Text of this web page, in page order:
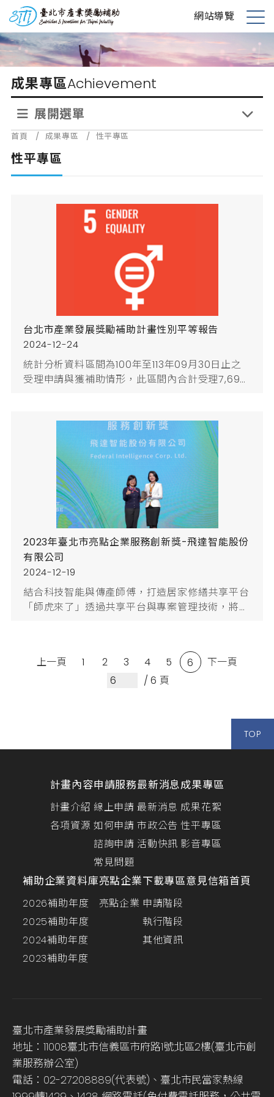
到
主
要
內
台北市產業獎勵補助 網站導覽
展
開
選
單
成果專區Achievement
展開選單
首頁 / 成果專區 / 性平專區
性平專區
台北市產業發展獎勵補助計畫性別平等報告
2024-12-24
統計分析資料區間為100年至113年09月30日止之
受理申請與獲補助情形，此區間內合計受理7,693
76%)。再細分從各補助類別來看，研發補助申請
案合計2,997案，為所有申請類別中最大宗，但其
中女性創業家占比僅18%，相較於其他各項獎勵補
貼、品牌補助、創業補助及育成補助等類別，研發
補助申請案負責人...
2023年臺北市亮點企業服務創新獎-飛達智能股份
有限公司
2024-12-19
結合科技智能與傳產師傅，打造居家修繕共享平台
「師虎來了」透過共享平台與專案管理技術，將數
享平台與專案管理技術，實現傳統修繕產業的數位
轉型，將數十年來人工經營的模式轉換為科技數位
帶領的專業技術產業。上線二年完成9,000件民眾
上一頁 1 2 3 4 5 6
下一頁
/ 6 頁
TOP
計畫內容
計畫介紹
各項資源
申請服務
線上申請
如何申請
諮詢申請
常見問題
最新消息
最新消息
市政公告
活動快訊
成果專區
成果花絮
性平專區
影音專區
補助企業資料庫
2026補助年度
2025補助年度
2024補助年度
2023補助年度
亮點企業
亮點企業
下載專區
申請階段
執行階段
其他資訊
意見信箱首頁
臺北市產業發展獎勵補助計畫
地址：11008臺北市信義區市府路1號北區2樓(臺北市創
業服務辦公室)
電話：02-27208889(代表號)、臺北市民當家熱線